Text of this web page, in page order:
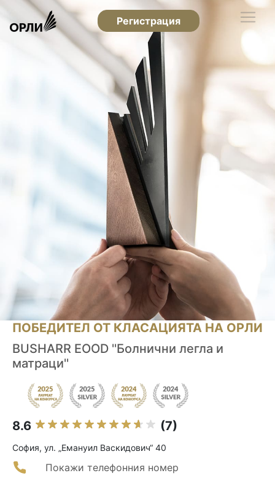
Регистрация
ПОБЕДИТЕЛ ОТ КЛАСАЦИЯТА НА ОРЛИ
BUSHARR EOOD ''Болнични легла и
матраци''
8.6 (7)
София, ул. „Емануил Васкидович“ 40
Покажи телефонния номер